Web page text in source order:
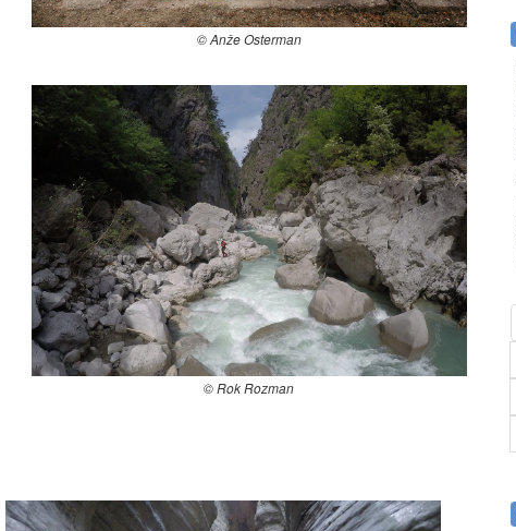
© Anže Osterman
© Rok Rozman